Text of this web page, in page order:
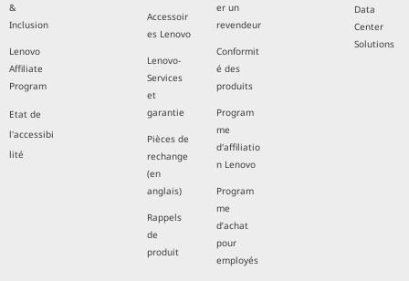
&
Inclusion
Lenovo
Affiliate
Program
Etat de
l'accessibi
lité
Accessoir
es Lenovo
Lenovo-
Services
et
garantie
Pièces de
rechange
(en
anglais)
Rappels
de
produit
er un
revendeur
Conformit
é des
produits
Program
me
d'affiliatio
n Lenovo
Program
me
d’achat
pour
employés
Data
Center
Solutions